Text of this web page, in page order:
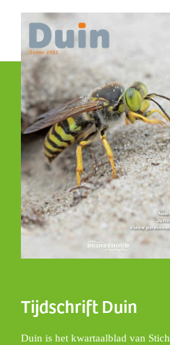
Tijdschrift Duin
Duin is het kwartaalblad van